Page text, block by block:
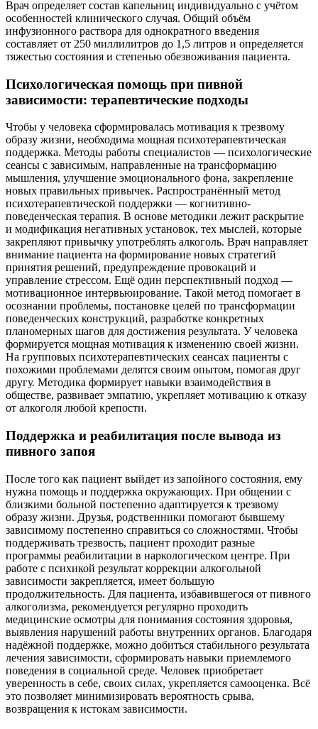
Врач определяет состав капельниц индивидуально с учётом
особенностей клинического случая. Общий объём
инфузионного раствора для однократного введения
составляет от 250 миллилитров до 1,5 литров и определяется
тяжестью состояния и степенью обезвоживания пациента.
Психологическая помощь при пивной
зависимости: терапевтические подходы
Чтобы у человека сформировалась мотивация к трезвому
образу жизни, необходима мощная психотерапевтическая
поддержка. Методы работы специалистов — психологические
сеансы с зависимым, направленные на трансформацию
мышления, улучшение эмоционального фона, закрепление
новых правильных привычек. Распространённый метод
психотерапевтической поддержки — когнитивно-
поведенческая терапия. В основе методики лежит раскрытие
и модификация негативных установок, тех мыслей, которые
закрепляют привычку употреблять алкоголь. Врач направляет
внимание пациента на формирование новых стратегий
принятия решений, предупреждение провокаций и
управление стрессом. Ещё один перспективный подход —
мотивационное интервьюирование. Такой метод помогает в
осознании проблемы, постановке целей по трансформации
поведенческих конструкций, разработке конкретных
планомерных шагов для достижения результата. У человека
формируется мощная мотивация к изменению своей жизни.
На групповых психотерапевтических сеансах пациенты с
похожими проблемами делятся своим опытом, помогая друг
другу. Методика формирует навыки взаимодействия в
обществе, развивает эмпатию, укрепляет мотивацию к отказу
от алкоголя любой крепости.
Поддержка и реабилитация после вывода из
пивного запоя
После того как пациент выйдет из запойного состояния, ему
нужна помощь и поддержка окружающих. При общении с
близкими больной постепенно адаптируется к трезвому
образу жизни. Друзья, родственники помогают бывшему
зависимому постепенно справиться со сложностями. Чтобы
поддерживать трезвость, пациент проходит разные
программы реабилитации в наркологическом центре. При
работе с психикой результат коррекции алкогольной
зависимости закрепляется, имеет большую
продолжительность. Для пациента, избавившегося от пивного
алкоголизма, рекомендуется регулярно проходить
медицинские осмотры для понимания состояния здоровья,
выявления нарушений работы внутренних органов. Благодаря
надёжной поддержке, можно добиться стабильного результата
лечения зависимости, сформировать навыки приемлемого
поведения в социальной среде. Человек приобретает
уверенность в себе, своих силах, укрепляется самооценка. Всё
это позволяет минимизировать вероятность срыва,
возвращения к истокам зависимости.